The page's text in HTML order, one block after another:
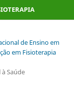
de Ensino em
em Fisioterapia
Saúde